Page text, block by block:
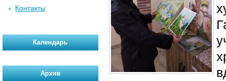
Контакты
Календарь
Архив